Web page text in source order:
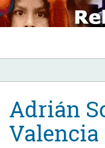
Skip
to
content
Adrián
Valencia